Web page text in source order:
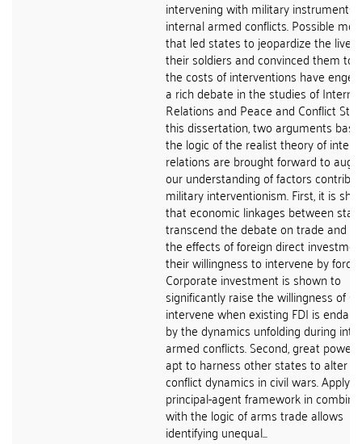
intervening with military instruments
internal armed conflicts. Possible
that led states to jeopardize the lives
their soldiers and convinced them to
the costs of interventions have
a rich debate in the studies of
Relations and Peace and Conflict
this dissertation, two arguments
the logic of the realist theory of
relations are brought forward to
our understanding of factors
military interventionism. First, it is
that economic linkages between
transcend the debate on trade and
the effects of foreign direct
their willingness to intervene by force.
Corporate investment is shown to
significantly raise the willingness of
intervene when existing FDI is
by the dynamics unfolding during
armed conflicts. Second, great
apt to harness other states to alter
conflict dynamics in civil wars.
principal-agent framework in
with the logic of arms trade allows
identifying unequal...